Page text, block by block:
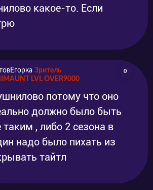
какое-то. Если
Зритель
LVL OVER9000
0
потому что оно
должно было быть
таким , либо 2 сезона в
надо было пихать из
тайтл